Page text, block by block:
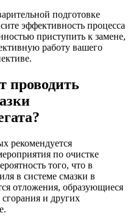
подготовке
эффективность процесса
приступить к замене,
работу вашего
проводить
рекомендуется
по очистке
того, что в
в системе смазки в
отложения, образующиеся
и других